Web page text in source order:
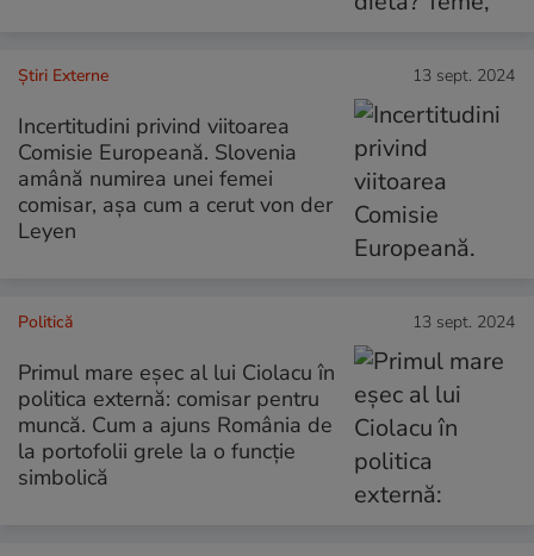
Știri Externe 13 sept. 2024
Incertitudini privind viitoarea
Comisie Europeană. Slovenia
amână numirea unei femei
comisar, așa cum a cerut von der
Leyen
Politică 13 sept. 2024
Primul mare eșec al lui Ciolacu în
politica externă: comisar pentru
muncă. Cum a ajuns România de
la portofolii grele la o funcție
simbolică